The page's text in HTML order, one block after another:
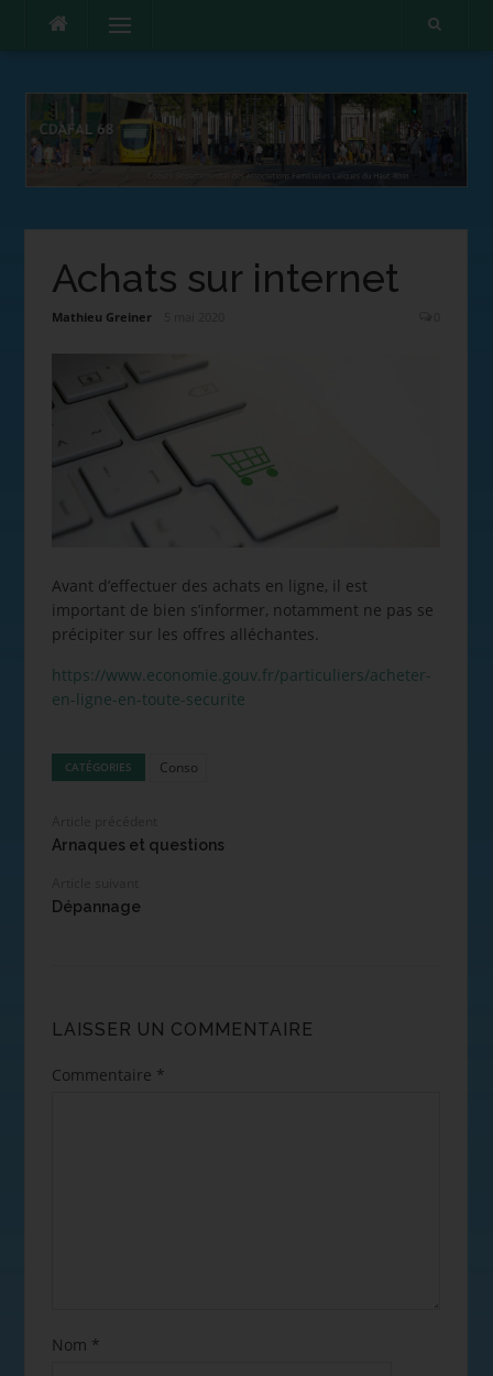
Menu
Achats sur internet
Mathieu Greiner
Avant d’effectuer des achats en ligne, il est
important de bien s’informer, notamment ne pas se
précipiter sur les offres alléchantes.
https://www.economie.gouv.fr/particuliers/acheter-
en-ligne-en-toute-securite
CATÉGORIES Conso
Arnaques et questions
Dépannage
LAISSER UN COMMENTAIRE
Commentaire *
Nom *